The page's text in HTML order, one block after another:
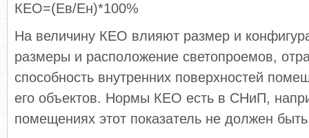
КЕО=(Ев/Ен)*100%
На величину КЕО влияют размер и
размеры и расположение светопроемов,
способность внутренних поверхностей
его объектов. Нормы КЕО есть в СНиП,
помещениях этот показатель не должен